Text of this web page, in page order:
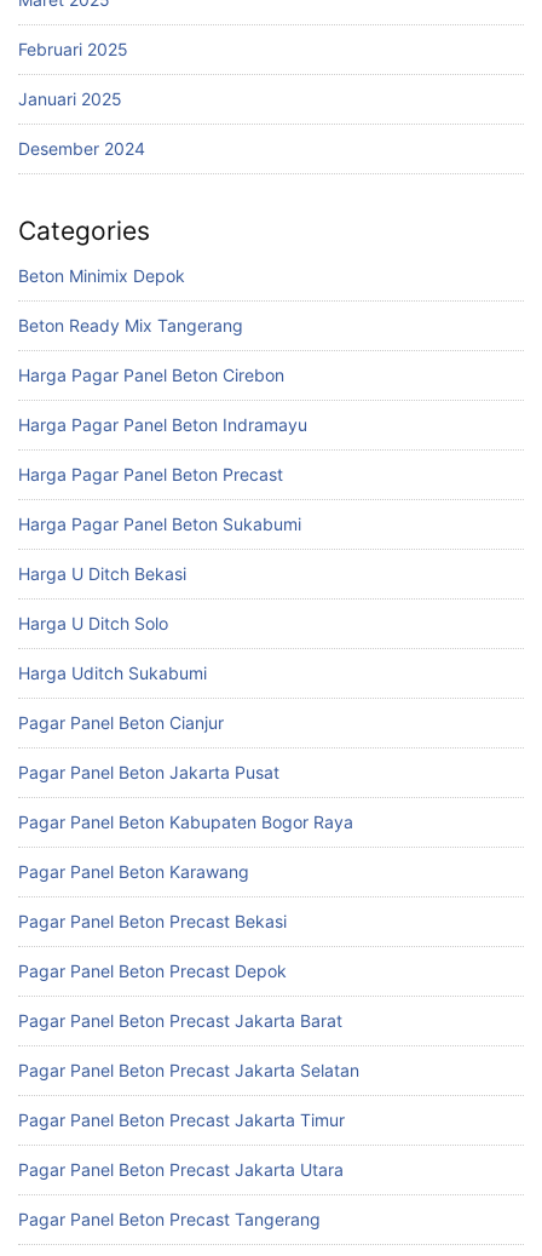
Februari 2025
Januari 2025
Desember 2024
Categories
Beton Minimix Depok
Beton Ready Mix Tangerang
Harga Pagar Panel Beton Cirebon
Harga Pagar Panel Beton Indramayu
Harga Pagar Panel Beton Precast
Harga Pagar Panel Beton Sukabumi
Harga U Ditch Bekasi
Harga U Ditch Solo
Harga Uditch Sukabumi
Pagar Panel Beton Cianjur
Pagar Panel Beton Jakarta Pusat
Pagar Panel Beton Kabupaten Bogor Raya
Pagar Panel Beton Karawang
Pagar Panel Beton Precast Bekasi
Pagar Panel Beton Precast Depok
Pagar Panel Beton Precast Jakarta Barat
Pagar Panel Beton Precast Jakarta Selatan
Pagar Panel Beton Precast Jakarta Timur
Pagar Panel Beton Precast Jakarta Utara
Pagar Panel Beton Precast Tangerang